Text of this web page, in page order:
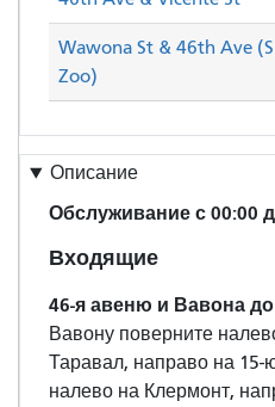
Wawona St & 46th Ave
Zoo)
Описание
Обслуживание с 00:00
Входящие
46-я авеню и Вавона
Вавону поверните
Таравал, направо на 15-
налево на Клермонт,